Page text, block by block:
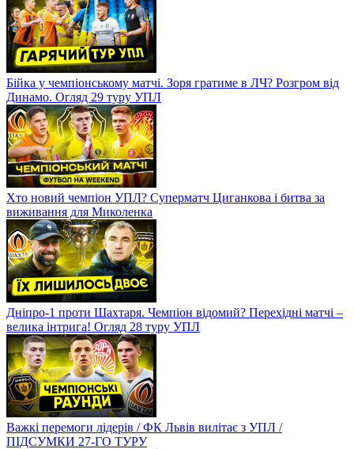
Бійка у чемпіонському матчі. Зоря гратиме в ЛЧ? Розгром від
Динамо. Огляд 29 туру УПЛ
Хто новий чемпіон УПЛ? Суперматч Циганкова і битва за
виживання для Миколенка
Дніпро-1 проти Шахтаря. Чемпіон відомий? Перехідні матчі –
велика інтрига! Огляд 28 туру УПЛ
Важкі перемоги лідерів / ФК Львів вилітає з УПЛ /
ПІДСУМКИ 27-ГО ТУРУ